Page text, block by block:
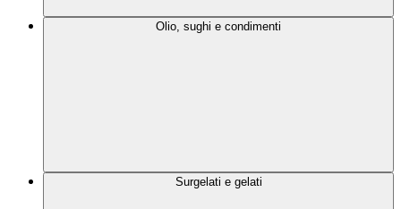
Olio, sughi e condimenti
Surgelati e gelati